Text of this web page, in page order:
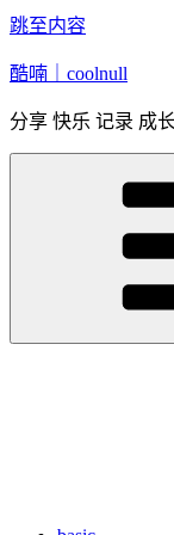
跳至内容
酷喃｜coolnull
分享 快乐 记录 成